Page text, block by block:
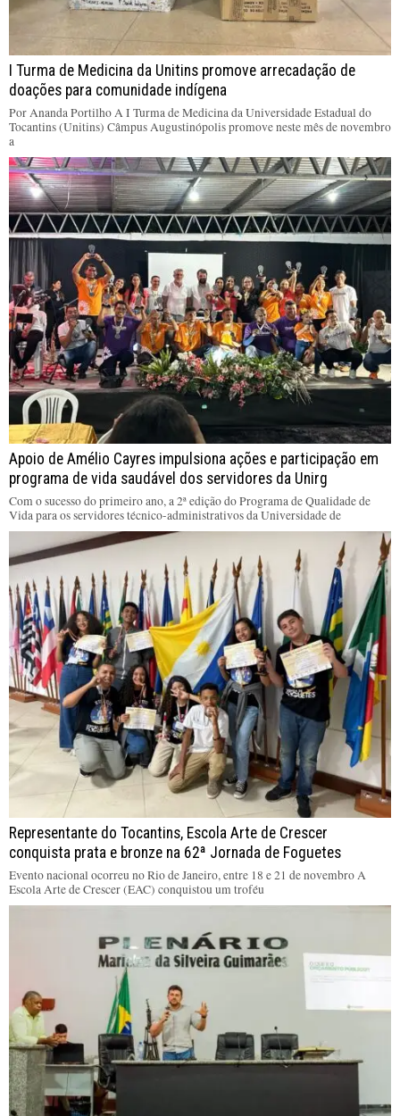
I Turma de Medicina da Unitins promove arrecadação de
doações para comunidade indígena
Por Ananda Portilho A I Turma de Medicina da Universidade Estadual do
Tocantins (Unitins) Câmpus Augustinópolis promove neste mês de novembro
a
Apoio de Amélio Cayres impulsiona ações e participação em
programa de vida saudável dos servidores da Unirg
Com o sucesso do primeiro ano, a 2ª edição do Programa de Qualidade de
Vida para os servidores técnico-administrativos da Universidade de
Representante do Tocantins, Escola Arte de Crescer
conquista prata e bronze na 62ª Jornada de Foguetes
Evento nacional ocorreu no Rio de Janeiro, entre 18 e 21 de novembro A
Escola Arte de Crescer (EAC) conquistou um troféu